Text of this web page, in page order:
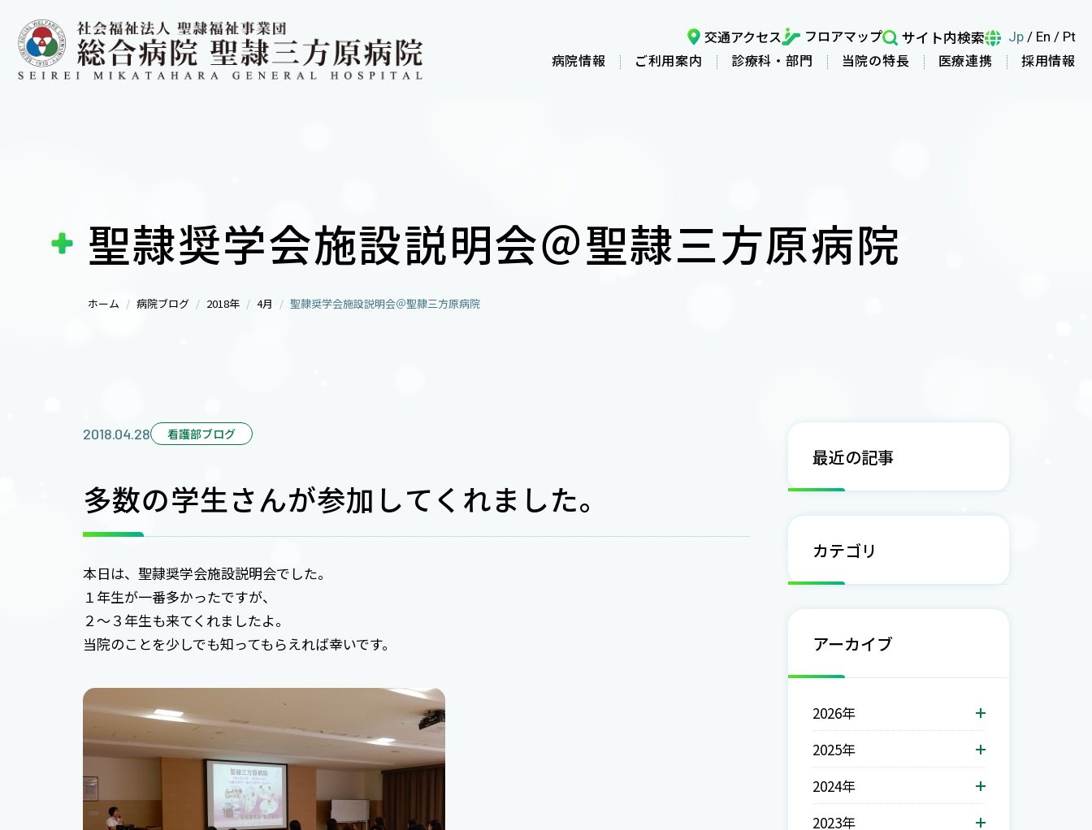
病院情報 ご利用案内 診療科・部門 当院の特長 医療連携 採用情報
交通アクセス フロアマップ サイト内検索 Jp / En / Pt
聖隷奨学会施設説明会＠聖隷三方原病院
ホーム 病院ブログ 2018年 4月 聖隷奨学会施設説明会＠聖隷三方原病院
2018.04.28 看護部ブログ
多数の学生さんが参加してくれました。
本日は、聖隷奨学会施設説明会でした。
１年生が一番多かったですが、
２～３年生も来てくれましたよ。
当院のことを少しでも知ってもらえれば幸いです。
最近の記事
カテゴリ
アーカイブ
2026年
2025年
2024年
2023年